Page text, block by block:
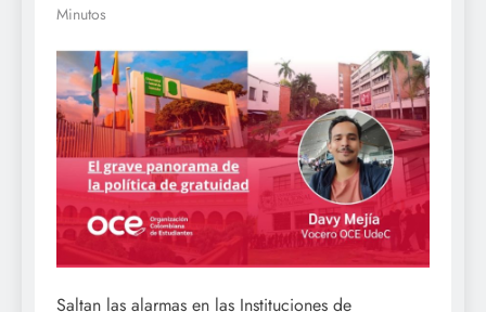
Minutos
Saltan las alarmas en las Instituciones de